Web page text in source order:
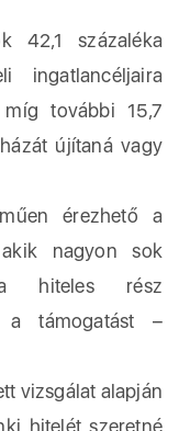
százaléka
ingatlancéljaira
további 15,7
újítaná vagy
érezhető a
akik nagyon sok
hiteles rész
a támogatást –
vizsgálat alapján
hitelét szeretné